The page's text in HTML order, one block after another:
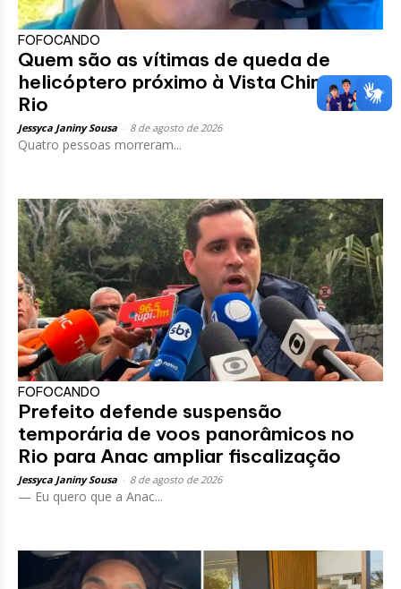
FOFOCANDO
Quem são as vítimas de queda de
helicóptero próximo à Vista Chinesa no
Rio
Jessyca Janiny Sousa 8 de agosto de 2026
Quatro pessoas morreram...
FOFOCANDO
Prefeito defende suspensão
temporária de voos panorâmicos no
Rio para Anac ampliar fiscalização
Jessyca Janiny Sousa 8 de agosto de 2026
— Eu quero que a Anac...